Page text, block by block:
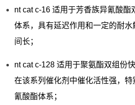
nt cat c-16 适用于芳香族异氰酸酯
体系，具有延迟作用和一定的耐
间长；
nt cat c-128 适用于聚氨酯双组份
在该系列催化剂中催化活性强，
氰酸酯体系；